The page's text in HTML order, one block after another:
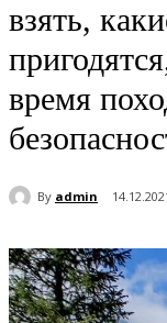
взять,
время
By admin